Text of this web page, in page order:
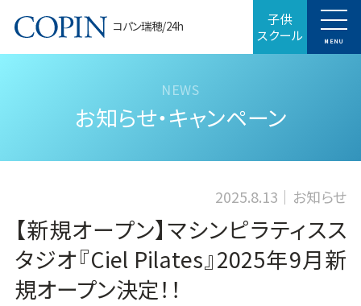
コパン瑞穂/24h 子供
スクール MENU
お知らせ・キャンペーン
【新規オープン】マシンピラティスス
タジオ『Ciel Pilates』2025年9月新
規オープン決定！！
2025.8.13 お知らせ